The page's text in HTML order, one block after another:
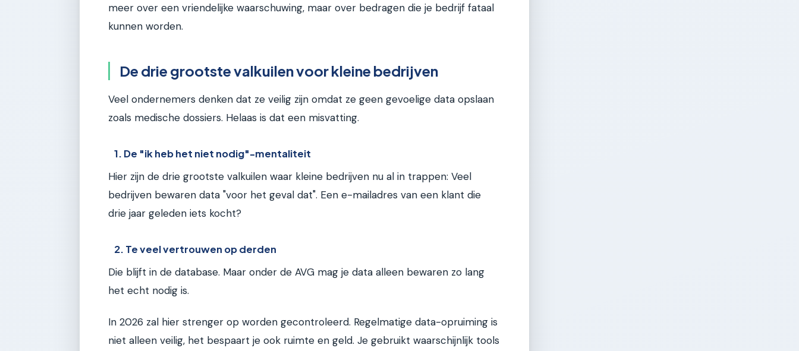
meer over een vriendelijke waarschuwing, maar over bedragen die je bedrijf fataal
kunnen worden.
De drie grootste valkuilen voor kleine bedrijven
Veel ondernemers denken dat ze veilig zijn omdat ze geen gevoelige data opslaan
zoals medische dossiers. Helaas is dat een misvatting.
1. De "ik heb het niet nodig"-mentaliteit
Hier zijn de drie grootste valkuilen waar kleine bedrijven nu al in trappen: Veel
bedrijven bewaren data "voor het geval dat". Een e-mailadres van een klant die
drie jaar geleden iets kocht?
2. Te veel vertrouwen op derden
Die blijft in de database. Maar onder de AVG mag je data alleen bewaren zo lang
het echt nodig is.
In 2026 zal hier strenger op worden gecontroleerd. Regelmatige data-opruiming is
niet alleen veilig, het bespaart je ook ruimte en geld. Je gebruikt waarschijnlijk tools